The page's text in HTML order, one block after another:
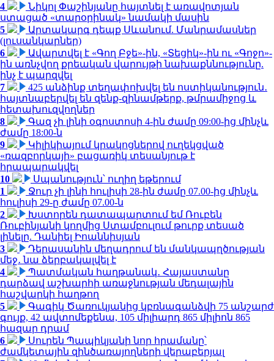
4
Նիկոլ Փաշինյանը հայտնել է առավոտյան
ստացած «տարօրինակ» նամակի մասին
5
Արտակարգ դեպք Սևանում. Մանրամասներ
(լուսանկարներ)
6
Ավարտվել է «Գող Բջե»-ին, «Տեցիկ»-ին ու «Գոջո»-
ին առնչվող քրեական վարույթի նախաքննությունը.
ինչ է պարզվել
7
425 անձինք տեղափոխվել են ոստիկանություն․
հայտնաբերվել են զենք-զինամթերք, թմրամիջոց և
հետախուզվողներ
8
Գազ չի լինի օգոստոսի 4-ին ժամը 09:00-ից մինչև
ժամը 18:00-ն
9
Կիլիկիայում կրակոցներով ուղեկցված
«ռազբորկայի» բացառիկ տեսանյութ է
հրապարակվել
10
Սպանություն՝ ուղիղ եթերում
1
Ջուր չի լինի հուլիսի 28-ին ժամը 07.00-ից մինչև
հուլիսի 29-ը ժամը 07.00-ն
2
Խստորեն դատապարտում եմ Ռուբեն
Ռուբինյանի կողմից Ստամբուլում թուրք տեսած
լինելը. Դանիել Իոաննիսյան
3
Դերասանին մեղադրում են մանկապղծության
մեջ․ նա ձերբակալվել է
4
Պատմական հաղթանակ․ Հայաստանը
դարձավ աշխարհի առաջնության մեդալային
հաշվարկի հաղթող
5
Գագիկ Ծառուկյանից կբռնագանձվի 75 անշարժ
գույք, 42 ավտոմեքենա, 105 միլիարդ 865 միլիոն 865
հազար դրամ
6
Սուրեն Պապիկյանի նոր հրամանը՝
ժամկետային զինծառայողների վերաբերյալ